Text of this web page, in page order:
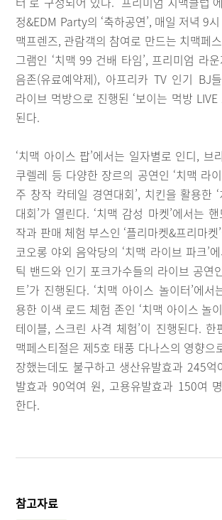
정&EDM Party의 ‘축하공연’, 매일 저녁 9
맥프렌즈, 관람객의 참여로 만드는 치맥페
그램인 ‘치맥 99 건배 타임’, 프리미엄 라
음존(유료예약제), 아프리카 TV 인기 BJ
라이브 먹방으로 진행된 ‘보이는 먹방 LIVE
된다.
‘치맥 아이스 팝’에서는 일자별로 인디, 브
쿠렐레 등 다양한 장르의 공연인 ‘치맥 라
주 창작 칵테일 경연대회’, 치킨을 활용한
대회’가 열린다. ‘치맥 감성 마켓’에서는
작과 판매 체험 부스인 ‘플리마켓&프리마켓
코오롱 야외 음악당의 ‘치맥 라이브 파크’
틱 밴드와 인기 포크가수들의 라이브 공연
트’가 진행된다. ‘치맥 아이스 놀이터’에
용한 이색 로드 체험 존인 ‘치맥 아이스 놀
테이블, 스크린 사격 체험’이 진행된다. 한
맥페스티절은 제5호 태풍 다나스의 영향으
장했는데도 불구하고 생산유발효과 245억
발효과 90억여 원, 고용유발효과 150여
한다.
참고자료